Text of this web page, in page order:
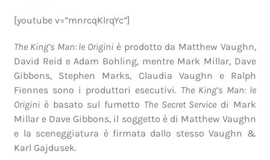
[youtube v=”mnrcqKlrqYc”]
The King’s Man: le Origini è prodotto da Matthew Vaughn,
David Reid e Adam Bohling, mentre Mark Millar, Dave
Gibbons, Stephen Marks, Claudia Vaughn e Ralph
Fiennes sono i produttori esecutivi. The King’s Man: le
Origini è basato sul fumetto The Secret Service di Mark
Millar e Dave Gibbons, il soggetto è di Matthew Vaughn
e la sceneggiatura è firmata dallo stesso Vaughn &
Karl Gajdusek.